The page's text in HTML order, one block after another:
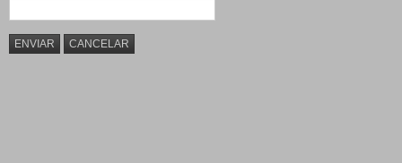
ENVIAR CANCELAR